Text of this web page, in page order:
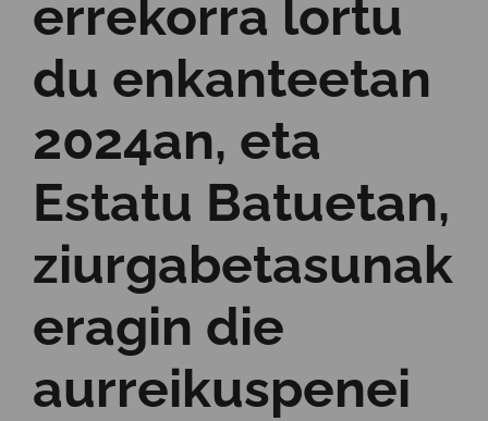
errekorra lortu
du enkanteetan
2024an, eta
Estatu Batuetan,
ziurgabetasunak
eragin die
aurreikuspenei